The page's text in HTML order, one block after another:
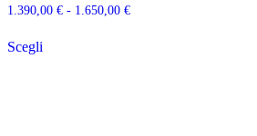
1.390,00 € - 1.650,00 €Fascia
Scegliprodotto